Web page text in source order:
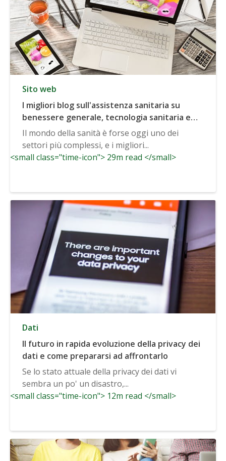
Sito web
I migliori blog sull'assistenza sanitaria su
benessere generale, tecnologia sanitaria e
altro ancora
Il mondo della sanità è forse oggi uno dei
settori più complessi, e i migliori...
<small class="time-icon"> 29m read </small>
Dati
Il futuro in rapida evoluzione della privacy dei
dati e come prepararsi ad affrontarlo
Se lo stato attuale della privacy dei dati vi
sembra un po' un disastro,...
<small class="time-icon"> 12m read </small>